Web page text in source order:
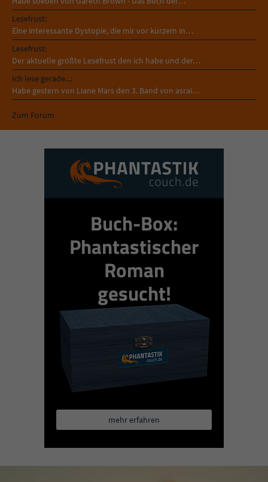
Lesefrust:
Eine interessante Dystopie, die mir vor kurzem in…
Lesefrust:
Der aktuelle größte Lesefrust den ich habe und der…
Ich lese gerade...:
Habe gestern von Liane Mars den 3. Band von asrai…
Zum Forum
Buch-Box:
Phantastischer
Roman
gesucht!
mehr erfahren